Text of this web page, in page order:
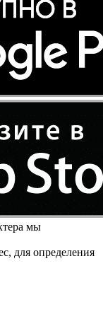
мы
для определения